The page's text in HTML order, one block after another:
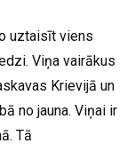
uztaisīt viens
Viņa vairākus
Krievijā un
no jauna. Viņai ir
Tā